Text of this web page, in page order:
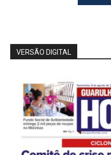
VERSÃO DIGITAL